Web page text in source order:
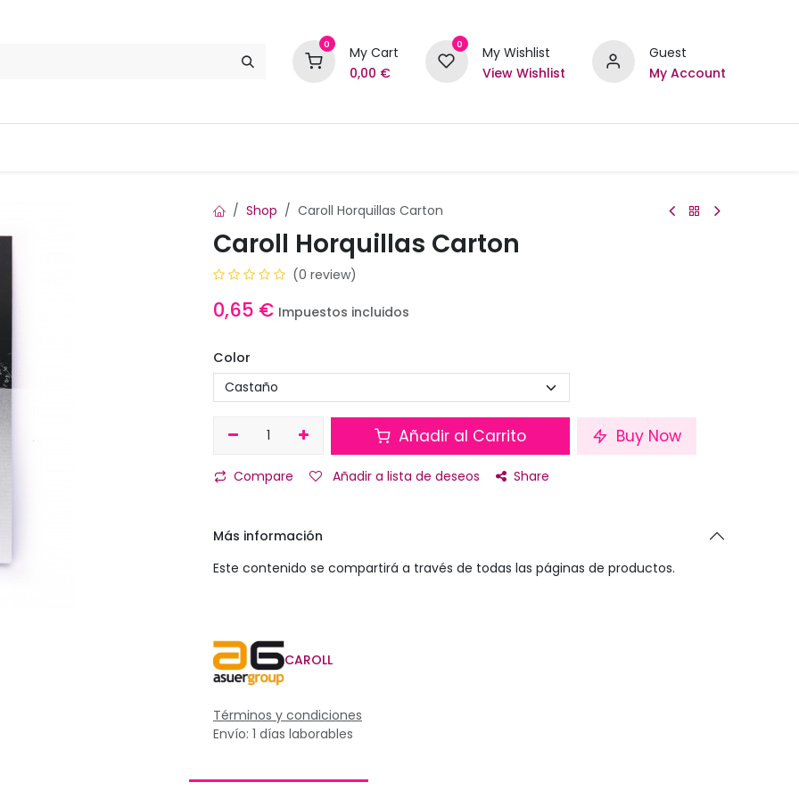
0
My Cart
0,00 €
0
My Wishlist
View Wishlist
Guest
My Account
Shop Caroll Horquillas Carton
Caroll Horquillas Carton
(0 review)
0,65 € Impuestos incluidos
Color
Añadir al Carrito Buy Now
Compare Añadir a lista de deseos Share
Más información
Este contenido se compartirá a través de todas las páginas de productos.
CAROLL
Términos y condiciones
Envío: 1 días laborables